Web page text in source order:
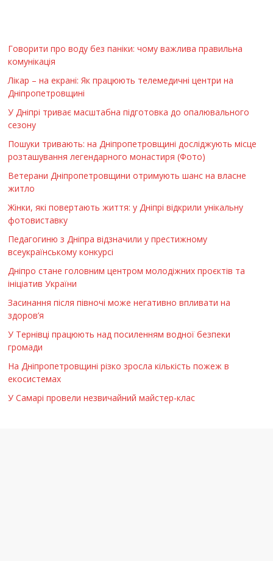
Говорити про воду без паніки: чому важлива правильна
комунікація
Лікар – на екрані: Як працюють телемедичні центри на
Дніпропетровщині
У Дніпрі триває масштабна підготовка до опалювального
сезону
Пошуки тривають: на Дніпропетровщині досліджують місце
розташування легендарного монастиря (Фото)
Ветерани Дніпропетровщини отримують шанс на власне
житло
Жінки, які повертають життя: у Дніпрі відкрили унікальну
фотовиставку
Педагогиню з Дніпра відзначили у престижному
всеукраїнському конкурсі
Дніпро стане головним центром молодіжних проєктів та
ініціатив України
Засинання після півночі може негативно впливати на
здоров’я
У Тернівці працюють над посиленням водної безпеки
громади
На Дніпропетровщині різко зросла кількість пожеж в
екосистемах
У Самарі провели незвичайний майстер-клас